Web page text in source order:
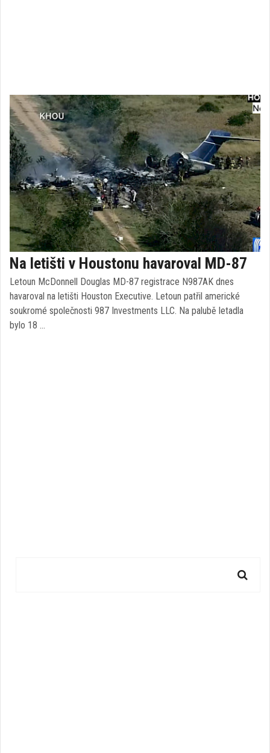
Na letišti v Houstonu havaroval MD-87
Letoun McDonnell Douglas MD-87 registrace N987AK dnes
havaroval na letišti Houston Executive. Letoun patřil americké
soukromé společnosti 987 Investments LLC. Na palubě letadla
bylo 18 …